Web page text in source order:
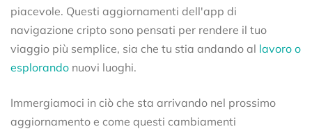
piacevole. Questi aggiornamenti dell'app di
navigazione cripto sono pensati per rendere il tuo
viaggio più semplice, sia che tu stia andando al lavoro o
esplorando nuovi luoghi.
Immergiamoci in ciò che sta arrivando nel prossimo
aggiornamento e come questi cambiamenti